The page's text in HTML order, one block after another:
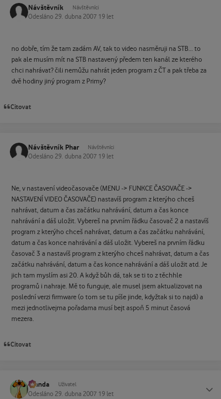
Návštěvník Návštěvníci
Odesláno 29. dubna 2007 19 let
no dobře, tím že tam zadám AV, tak to video nasměruji na STB... to
pak ale musím mít na STB nastavený předem ten kanál ze kterého
chci nahrávat? čili nemůžu nahrát jeden program z ČT a pak třeba za
dvě hodiny jiný program z Primy?
Citovat
Návštěvník Phar Návštěvníci
Odesláno 29. dubna 2007 19 let
Ne, v nastavení videočasovače (MENU -> FUNKCE ČASOVAČE ->
NASTAVENÍ VIDEO ČASOVAČE) nastavíš program z kterýho chceš
nahrávat, datum a čas začátku nahrávání, datum a čas konce
nahrávání a dáš uložit. Vybereš na prvním řádku časovač 2 a nastavíš
program z kterýho chceš nahrávat, datum a čas začátku nahrávání,
datum a čas konce nahrávání a dáš uložit. Vybereš na prvním řádku
časovač 3 a nastavíš program z kterýho chceš nahrávat, datum a čas
začátku nahrávání, datum a čas konce nahrávání a dáš uložit atd. Je
jich tam myslím asi 20. A když bůh dá, tak se ti to z těchhle
programů i nahraje. Mě to funguje, ale musel jsem aktualizovat na
poslední verzi firmware (o tom se tu píše jinde, kdyžtak si to najdi) a
mezi jednotlivejma pořadama musí bejt aspoň 5 minut časová
mezera.
Citovat
Standa Uživatel
Odesláno 29. dubna 2007 19 let